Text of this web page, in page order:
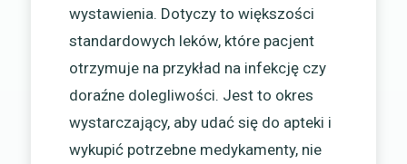
wystawienia. Dotyczy to większości
standardowych leków, które pacjent
otrzymuje na przykład na infekcję czy
doraźne dolegliwości. Jest to okres
wystarczający, aby udać się do apteki i
wykupić potrzebne medykamenty, nie